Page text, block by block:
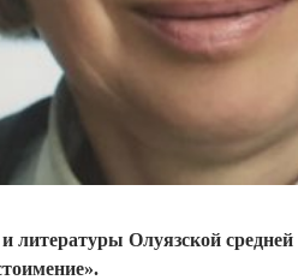
литературы Олуязской